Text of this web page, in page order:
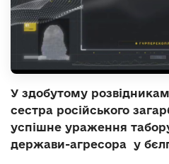
У здобутому
сестра російського
успішне ураження
держави-агресора у